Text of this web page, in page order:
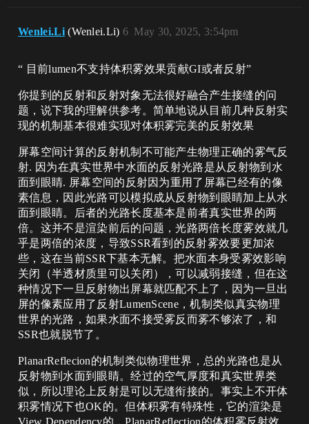
Wenlei.Li (Wenlei.Li) May 30, 2025, 3:54pm
6
“ 目前lumen不支持体积雾效果贡献GI或者反射”
你提到的反射和反射对象无法很好融合产生接缝的问
题，说下我的理解供参考。简单地说从目前几种反射实
现的机制基本很难实现对体积雾完美的反射效果
屏幕空间计算的反射机制不可能产生物理正确的雾气反
射. 因为在真实世界中水面的反射光路是从反射物到水
面到眼睛. 屏幕空间的反射因为重用了屏幕已经有的像
素信息，因此光路可以模拟成从反射物到眼睛加上从水
面到眼睛。后者的光路长度基本是前者真实世界的两
倍。这并不是渲染前后的问题，光路两倍长度雾效就几
乎是两倍的浓度，导致SSR看到的反射雾效要更加浓
些，这在当前SSR下基本无解。把水面本身受雾效影响
关闭（半透材质里可以关闭），可以减弱接缝，但在这
种情况下一旦反射物出屏幕就匹配不上了，因为一旦出
屏的像素应用了反射LumenScene，机制类似真实物理
世界的光路，如果水面不接受雾反而雾不够浓了，和
SSR也就脱节了。
PlanarReflecion的机制类似物理世界，总的光路也是从
反射物到水面到眼睛。经过的空气厚度和真实世界类
似，所以理论上反射是可以无缝衔接的。事实上不开体
积雾情况下也OK的。但体积雾有特殊性，它的渲染是
View Dependency的，PlanarReflection的体积雾反射效